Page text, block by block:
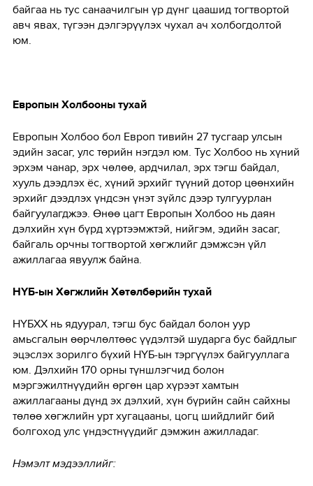
байгаа нь тус санаачилгын үр дүнг цаашид тогтвортой
авч явах, түгээн дэлгэрүүлэх чухал ач холбогдолтой
юм.
Европын Холбооны тухай
Европын Холбоо бол Европ тивийн 27 тусгаар улсын
эдийн засаг, улс төрийн нэгдэл юм. Тус Холбоо нь хүний
эрхэм чанар, эрх чөлөө, ардчилал, эрх тэгш байдал,
хууль дээдлэх ёс, хүний эрхийг түүний дотор цөөнхийн
эрхийг дээдлэх үндсэн үнэт зүйлс дээр тулгуурлан
байгуулагджээ. Өнөө цагт Европын Холбоо нь даян
дэлхийн хүн бүрд хүртээмжтэй, нийгэм, эдийн засаг,
байгаль орчны тогтвортой хөгжлийг дэмжсэн үйл
ажиллагаа явуулж байна.
НҮБ-ын Хөгжлийн Хөтөлбөрийн тухай
НҮБХХ нь ядуурал, тэгш бус байдал болон уур
амьсгалын өөрчлөлтөөс үүдэлтэй шударга бус байдлыг
эцэслэх зорилго бүхий НҮБ-ын тэргүүлэх байгууллага
юм. Дэлхийн 170 орны түншлэгчид болон
мэргэжилтнүүдийн өргөн цар хүрээт хамтын
ажиллагааны дүнд эх дэлхий, хүн бүрийн сайн сайхны
төлөө хөгжлийн урт хугацааны, цогц шийдлийг бий
болгоход улс үндэстнүүдийг дэмжин ажилладаг.
Нэмэлт мэдээллийг: